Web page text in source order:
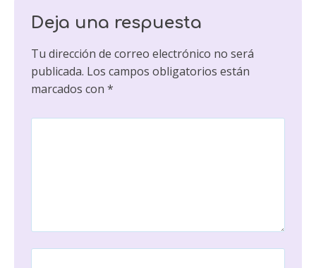
Deja una respuesta
Tu dirección de correo electrónico no será
publicada. Los campos obligatorios están
marcados con *